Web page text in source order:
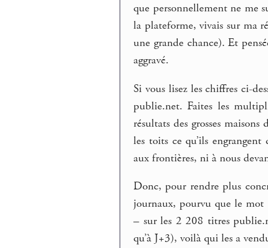
que personnellement ne me
la plateforme, vivais sur ma
une grande chance). Et
aggravé.
Si vous lisez les chiffres ci-
publie.net. Faites les
résultats des grosses
les toits ce qu’ils
aux frontières, ni à nous
Donc, pour rendre plus
journaux, pourvu que le mot
– sur les 2 208 titres
qu’à J+3), voilà qui les a